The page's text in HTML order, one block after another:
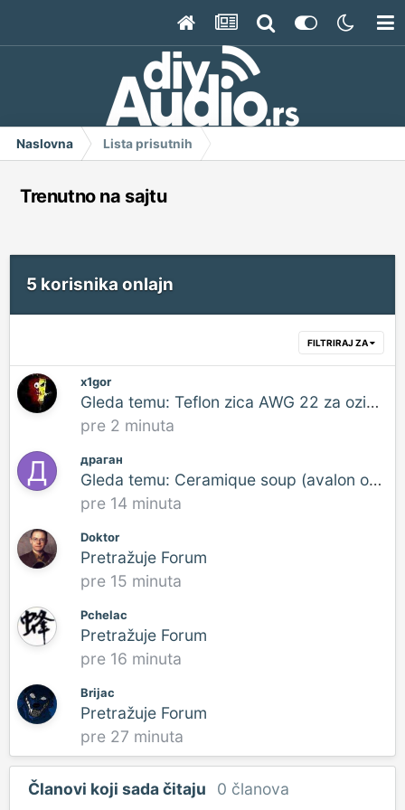
Naslovna Lista prisutnih
Trenutno na sajtu
5 korisnika onlajn
FILTRIRAJ ZA
x1gor
Gleda temu: Teflon zica AWG 22 za ozicenja pojacala
pre 2 minuta
драган
Gleda temu: Ceramique soup (avalon opus ceramique)
pre 14 minuta
Doktor
Pretražuje Forum
pre 15 minuta
Pchelac
Pretražuje Forum
pre 16 minuta
Brijac
Pretražuje Forum
pre 27 minuta
Članovi koji sada čitaju 0 članova